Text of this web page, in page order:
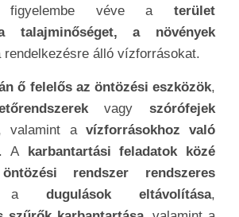
véve aterület
talajminőséget, a növények
rendelkezésre álló vízforrásokat.
ő felelős az öntözési eszközök,
vagyszórófejek
valamint avízforrásokhoz való
. Akarbantartási feladatok közé
öntözési rendszer rendszeres
a dugulások eltávolítása,